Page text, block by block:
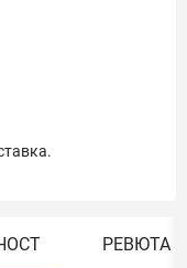
РЕВЮТА